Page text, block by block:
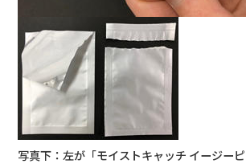
写真下：左が「モイストキャッチ イージー